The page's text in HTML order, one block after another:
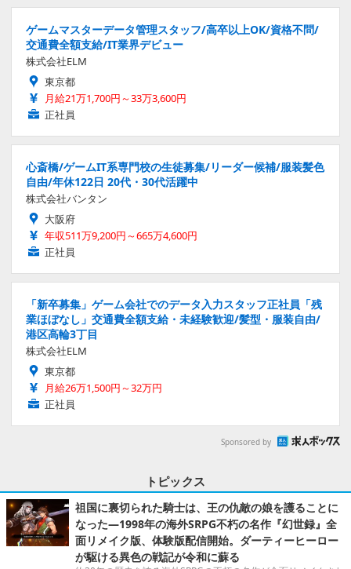
ゲームマスターデータ管理スタッフ/高卒以上OK/資格不問/
交通費全額支給/IT業界デビュー
株式会社ELM
東京都
月給21万1,700円～33万3,600円
正社員
心斎橋/ゲームIT系専門校の生徒募集/リーダー候補/服装髪色
自由/年休122日 20代・30代活躍中
株式会社バンタン
大阪府
年収511万9,200円～665万4,600円
正社員
「新卒募集」ゲーム会社でのデータ入力スタッフ正社員「残
業ほぼなし」交通費全額支給・未経験歓迎/髪型・服装自由/
港区高輪3丁目
株式会社ELM
東京都
月給26万1,500円～32万円
正社員
Sponsored by
トピックス
祖国に裏切られた騎士は、王の仇敵の娘を護ることに
なった―1998年の海外SRPG不朽の名作『幻世録』全
面リメイク版、体験版配信開始。ダーティーヒーロー
が駆ける異色の戦記が令和に蘇る